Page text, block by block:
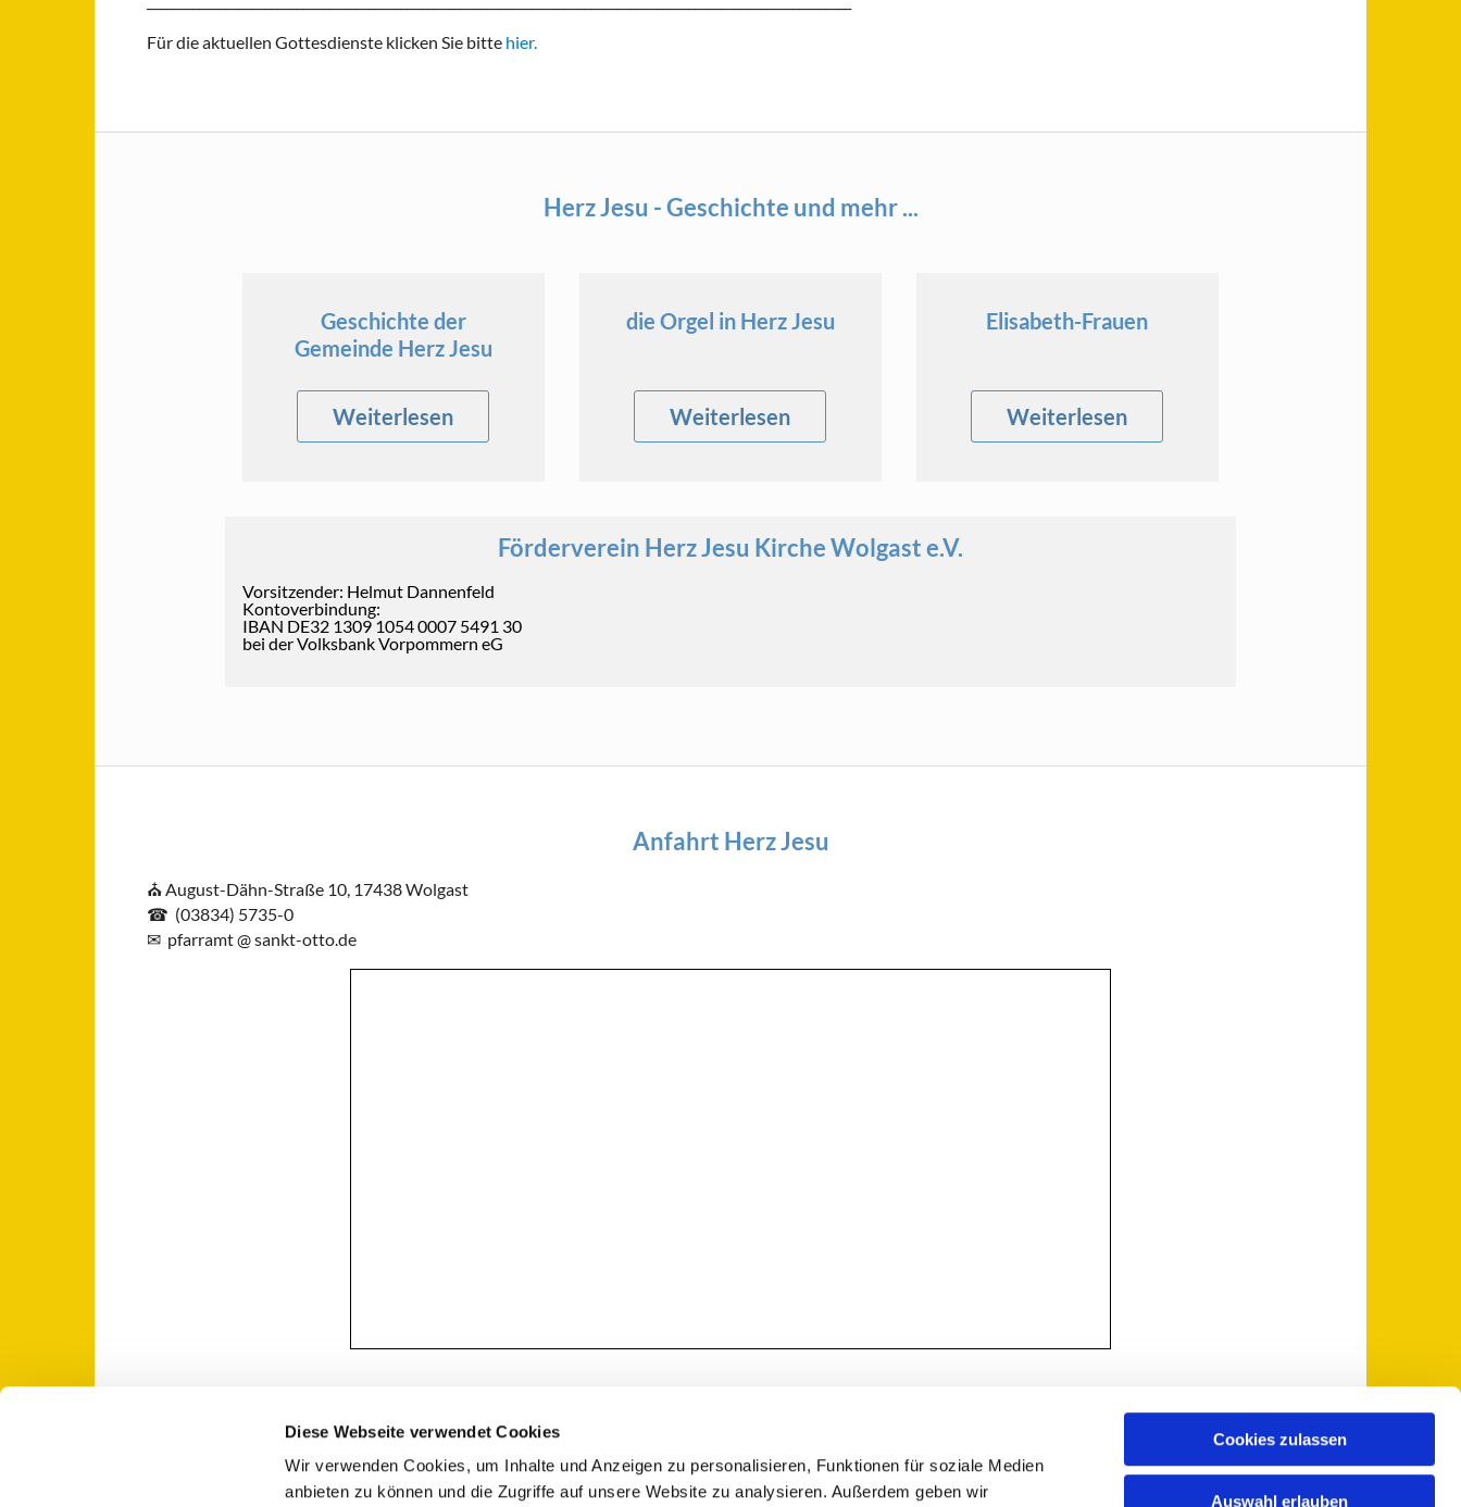
Diese Webseite verwendet Cookies
Wir verwenden Cookies, um Inhalte und Anzeigen zu personalisieren, Funktionen für soziale Medien
anbieten zu können und die Zugriffe auf unsere Website zu analysieren. Außerdem geben wir
Cookies zulassen
Auswahl erlauben
Für die aktuellen Gottesdienste klicken Sie bitte hier.
Herz Jesu - Geschichte und mehr ...
Geschichte der
Gemeinde Herz Jesu
Weiterlesen
die Orgel in Herz Jesu
Weiterlesen
Elisabeth-Frauen
Weiterlesen
Förderverein Herz Jesu Kirche Wolgast e.V.
Vorsitzender: Helmut Dannenfeld
Kontoverbindung:
IBAN DE32 1309 1054 0007 5491 30
bei der Volksbank Vorpommern eG
Anfahrt Herz Jesu
⛪ August-Dähn-Straße 10, 17438 Wolgast
☎ (03834) 5735-0
✉ pfarramt @ sankt-otto.de
St. Otto: Katholische Kirche Usedom-Anklam-Greifswald · Bahnhofstr. 15, 17489 Greifswald+49 3834 5735-0
pfarramt@sankt-otto.de
Kontaktinformationen
Impressum